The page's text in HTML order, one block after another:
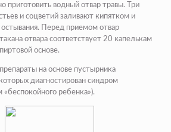
приготовить водный отвар травы. Три
и соцветий заливают кипятком и
Перед приемом отвар
отвара соответствует 20 капелькам
основе.
на основе пустырника
диагностирован синдром
«беспокойного ребенка»).